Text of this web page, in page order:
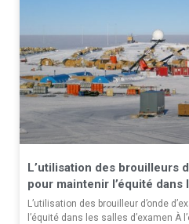
L’utilisation des brouilleurs
pour maintenir l’équité dans
L’utilisation des brouilleur d’onde
l’équité dans les salles d’examen À